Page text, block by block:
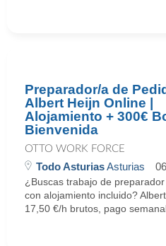
Preparador/a de
Albert Heijn Online |
Alojamiento + 300€
Bienvenida
OTTO WORK FORCE
Todo AsturiasAsturias
¿Buscas trabajo de
con alojamiento incluido?
17,50 €/h brutos, pago